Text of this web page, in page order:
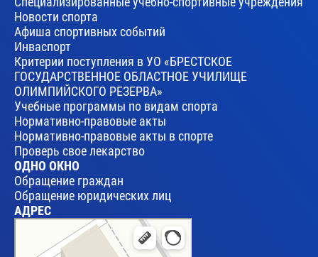
Новости спорта
Афиша спортивных событий
Инваспорт
Критерии поступления в УО «БРЕСТСКОЕ
ГОСУДАРСТВЕННОЕ ОБЛАСТНОЕ УЧИЛИЩЕ
ОЛИМПИЙСКОГО РЕЗЕРВА»
Учебные программы по видам спорта
Нормативно-правовые акты
Нормативно-правовые акты в спорте
Проверь свое лекарство
ОДНО ОКНО
Обращение граждан
Обращение юридических лиц
АДРЕС
Брест
Улица Леваневского, 17 — Яндекс Карты